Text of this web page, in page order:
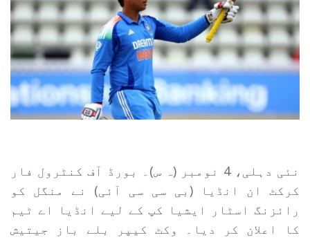
نئی دہلی، 4 نومبر (ہ س)۔ بورڈ آف کنٹرول فار
کرکٹ ان انڈیا (بی سی سی آئی) نے منگل کو
رائزنگ اسٹار ایشیا کپ کے لیے انڈیا اے ٹیم
کا اعلان کر دیا۔ وکٹ کیپر بلے باز جیتیش